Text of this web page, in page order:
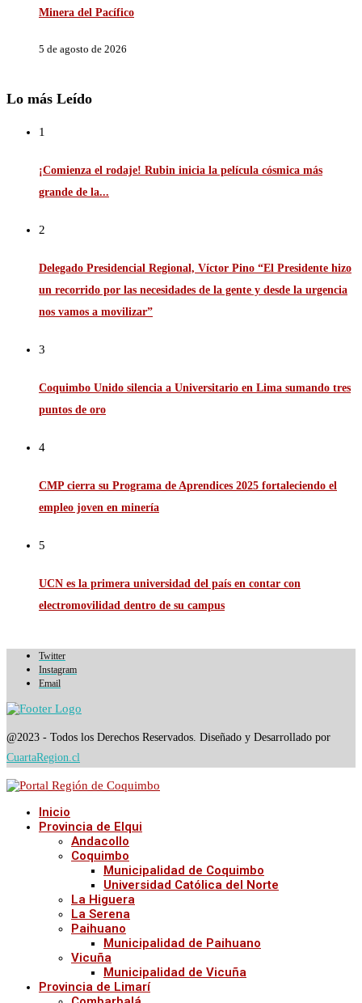
Minera del Pacífico
5 de agosto de 2026
Lo más Leído
1
¡Comienza el rodaje! Rubin inicia la película cósmica más
grande de la...
2
Delegado Presidencial Regional, Víctor Pino “El Presidente hizo
un recorrido por las necesidades de la gente y desde la urgencia
nos vamos a movilizar”
3
Coquimbo Unido silencia a Universitario en Lima sumando tres
puntos de oro
4
CMP cierra su Programa de Aprendices 2025 fortaleciendo el
empleo joven en minería
5
UCN es la primera universidad del país en contar con
electromovilidad dentro de su campus
Twitter
Instagram
Email
@2023 - Todos los Derechos Reservados. Diseñado y Desarrollado por
CuartaRegion.cl
Inicio
Provincia de Elqui
Andacollo
Coquimbo
Municipalidad de Coquimbo
Universidad Católica del Norte
La Higuera
La Serena
Paihuano
Municipalidad de Paihuano
Vicuña
Municipalidad de Vicuña
Provincia de Limarí